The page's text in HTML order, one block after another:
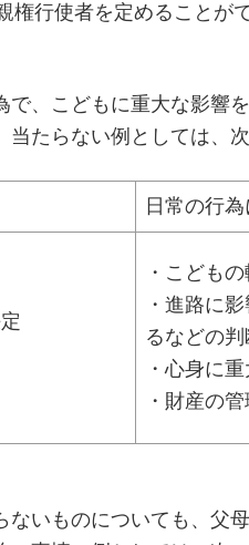
行使者を定めることがで
、こどもに重大な影響
たらない例としては、
日常の行
・こども
・進路に
るなどの判
・心身に
・財産の
いものについても、父